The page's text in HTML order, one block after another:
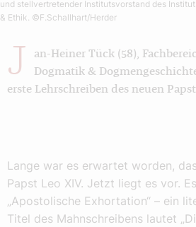
und stellvertretender Institutsvorstand des
& Ethik. ©F.Schallhart/Herder
J
an-Heiner Tück (58),
Dogmatik &
erste Lehrschreiben des neuen
Lange war es erwartet worden,
Papst Leo XIV. Jetzt liegt es vor.
„Apostolische Exhortation“ – ein
Titel des Mahnschreibens lautet